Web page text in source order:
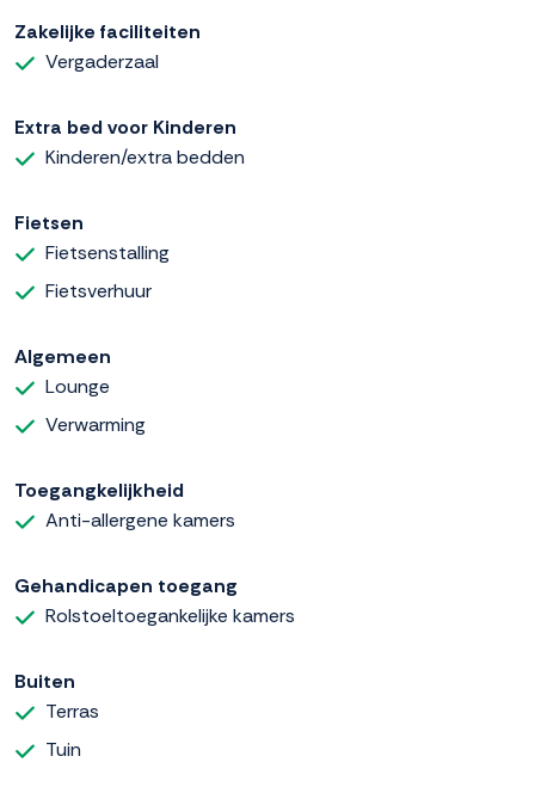
Zakelijke faciliteiten
Vergaderzaal
Extra bed voor Kinderen
Kinderen/extra bedden
Fietsen
Fietsenstalling
Fietsverhuur
Algemeen
Lounge
Verwarming
Toegangkelijkheid
Anti-allergene kamers
Gehandicapen toegang
Rolstoeltoegankelijke kamers
Buiten
Terras
Tuin